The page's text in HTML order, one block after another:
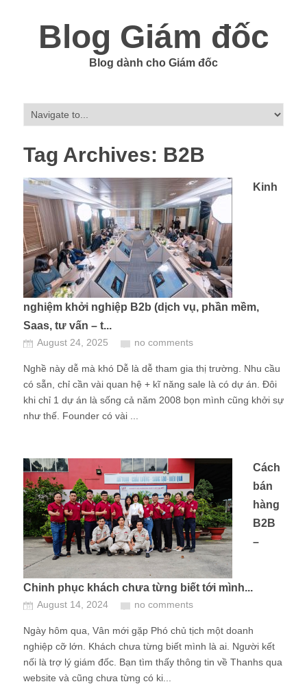
Blog Giám đốc
Blog dành cho Giám đốc
Tag Archives: B2B
Kinh
nghiệm khởi nghiệp B2b (dịch vụ, phần mềm,
Saas, tư vấn – t...
August 24, 2025 no comments
Nghề này dễ mà khó Dễ là dễ tham gia thị trường. Nhu cầu
có sẵn, chỉ cần vài quan hệ + kĩ năng sale là có dự án. Đôi
khi chỉ 1 dự án là sống cả năm 2008 bọn mình cũng khởi sự
như thế. Founder có vài ...
Cách
bán
hàng
B2B
–
Chinh phục khách chưa từng biết tới mình...
August 14, 2024 no comments
Ngày hôm qua, Vân mới gặp Phó chủ tịch một doanh
nghiệp cỡ lớn. Khách chưa từng biết mình là ai. Người kết
nối là trợ lý giám đốc. Bạn tìm thấy thông tin về Thanhs qua
website và cũng chưa từng có ki...